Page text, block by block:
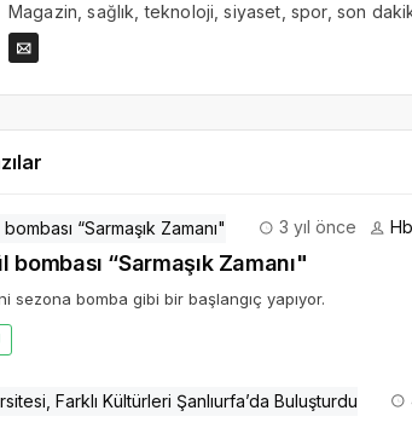
Magazin, sağlık, teknoloji, siyaset, spor, son
3 yıl önce
bombası “Sarmaşık Zamanı"
sezona bomba gibi bir başlangıç yapıyor.